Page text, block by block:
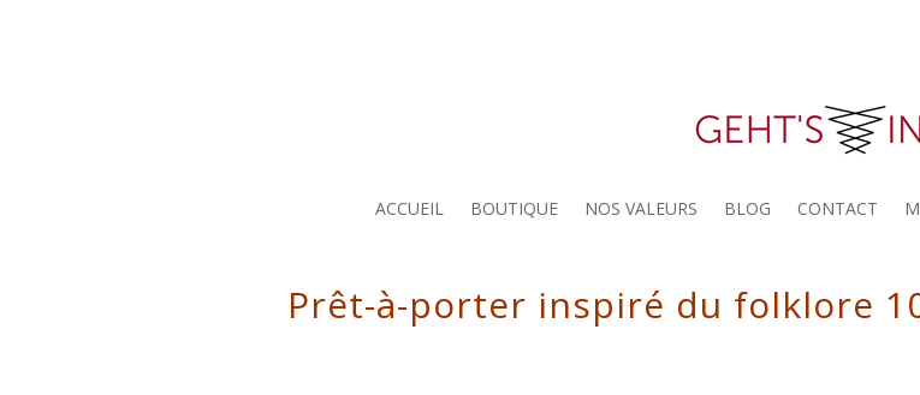
ACCUEIL BOUTIQUE NOS VALEURS BLOG CONTACT
Prêt-à-porter inspiré du folklore